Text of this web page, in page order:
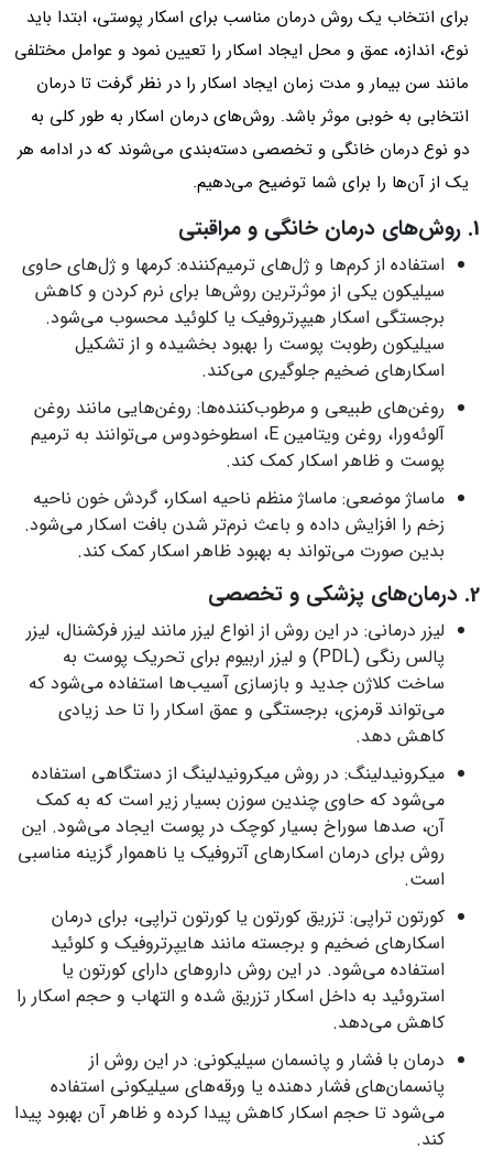
برای انتخاب یک روش درمان مناسب برای اسکار پوستی، ابتدا باید
نوع، اندازه، عمق و محل ایجاد اسکار را تعیین نمود و عوامل مختلفی
مانند سن بیمار و مدت زمان ایجاد اسکار را در نظر گرفت تا درمان
انتخابی به خوبی موثر باشد. روش‌های درمان اسکار به طور کلی به
دو نوع درمان خانگی و تخصصی دسته‌بندی می‌شوند که در ادامه هر
یک از آن‌ها را برای شما توضیح می‌دهیم.
1. روش‌های درمان خانگی و مراقبتی
استفاده از کرم‌ها و ژل‌های ترمیم‌کننده: کرم‎ها و ژل‌های حاوی
سیلیکون یکی از موثرترین روش‌ها برای نرم کردن و کاهش
برجستگی اسکار هیپرتروفیک یا کلوئید محسوب می‌شود.
سیلیکون رطوبت پوست را بهبود بخشیده و از تشکیل
اسکارهای ضخیم جلوگیری می‌کند.
روغن‌های طبیعی و مرطوب‌کننده‌ها: روغن‌هایی مانند روغن
آلوئه‌ورا، روغن ویتامین E، اسطوخودوس می‌توانند به ترمیم
پوست و ظاهر اسکار کمک کند.
ماساژ موضعی: ماساژ منظم ناحیه اسکار، گردش خون ناحیه
زخم را افزایش داده و باعث نرم‌تر شدن بافت اسکار می‌شود.
بدین صورت می‌تواند به بهبود ظاهر اسکار کمک کند.
2. درمان‌های پزشکی و تخصصی
لیزر درمانی: در این روش از انواع لیزر مانند لیزر فرکشنال، لیزر
پالس رنگی (PDL) و لیزر اربیوم برای تحریک پوست به
ساخت کلاژن جدید و بازسازی آسیب‌ها استفاده می‌شود که
می‌تواند قرمزی، برجستگی و عمق اسکار را تا حد زیادی
کاهش دهد.
میکرونیدلینگ: در روش میکرونیدلینگ از دستگاهی استفاده
می‌شود که حاوی چندین سوزن بسیار زیر است که به کمک
آن، صدها سوراخ بسیار کوچک در پوست ایجاد می‌شود. این
روش برای درمان اسکارهای آتروفیک یا ناهموار گزینه مناسبی
است.
کورتون تراپی: تزریق کورتون یا کورتون تراپی، برای درمان
اسکارهای ضخیم و برجسته مانند هایپرتروفیک و کلوئید
استفاده می‌شود. در این روش داروهای دارای کورتون یا
استروئید به داخل اسکار تزریق شده و التهاب و حجم اسکار را
کاهش می‌دهد.
درمان با فشار و پانسمان سیلیکونی: در این روش از
پانسمان‌های فشار دهنده یا ورقه‌های سیلیکونی استفاده
می‌شود تا حجم اسکار کاهش پیدا کرده و ظاهر آن بهبود پیدا
کند.